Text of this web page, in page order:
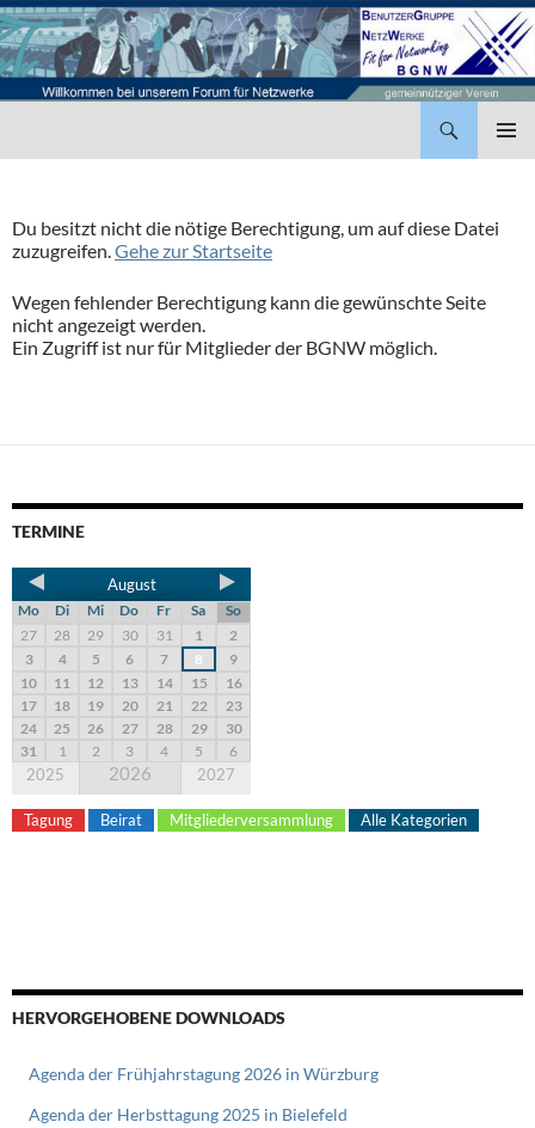
INHALT
Du besitzt nicht die nötige Berechtigung, um auf diese Datei
zuzugreifen.Gehe zur Startseite
Wegen fehlender Berechtigung kann die gewünschte Seite
nicht angezeigt werden.
Ein Zugriff ist nur für Mitglieder der BGNW möglich.
TERMINE
August
Mo Di Mi Do Fr Sa
So
27
28 29 30 31 1
2
3
4 5 6 7 8
9
10
11 12 13 14 15
16
17
18 19 20 21 22
23
24
25 26 27 28 29
30
31
1 2 3 4 5 6
2025 2026 2027
Tagung Beirat Mitgliederversammlung Alle Kategorien
HERVORGEHOBENE DOWNLOADS
Agenda der Frühjahrstagung 2026 in Würzburg
Agenda der Herbsttagung 2025 in Bielefeld